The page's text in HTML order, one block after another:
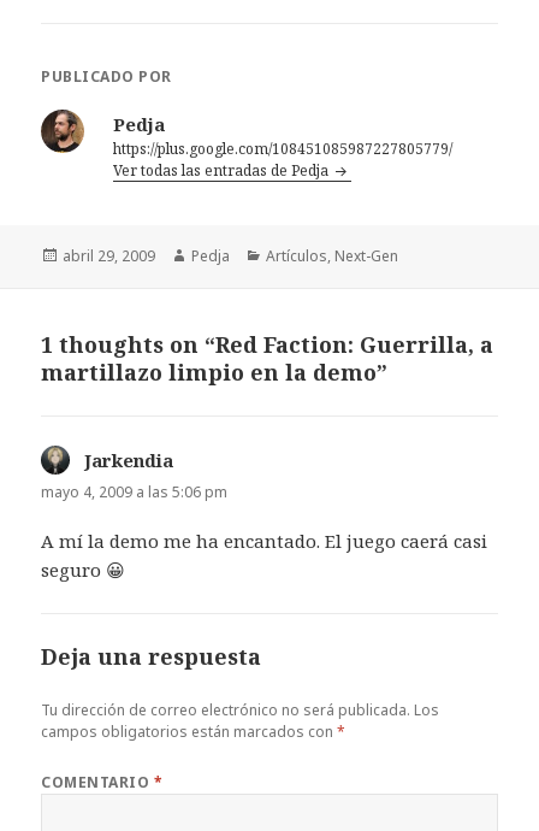
PUBLICADO POR
Pedja
https://plus.google.com/108451085987227805779/
Ver todas las entradas de Pedja
Publicado
abril 29, 2009 Autor
Pedja Categorías
Artículos, Next-Gen
1 thoughts on “Red Faction: Guerrilla, a
martillazo limpio en la demo”
Jarkendia
mayo 4, 2009 a las 5:06 pm
A mí la demo me ha encantado. El juego caerá casi
seguro 😀
Deja una respuesta
Tu dirección de correo electrónico no será publicada. Los
campos obligatorios están marcados con*
COMENTARIO *